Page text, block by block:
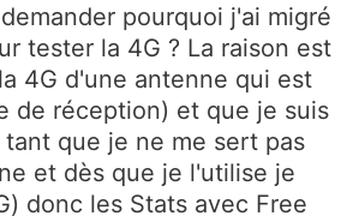
pourquoi j'ai migré
tester la 4G ? La raison est
4G d'une antenne qui est
de réception) et que je suis
que je ne me sert pas
et dès que je l'utilise je
donc les Stats avec Free